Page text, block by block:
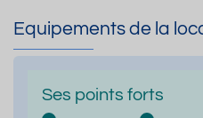
Equipements de la
Ses points forts